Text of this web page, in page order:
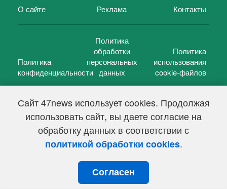
Сайт 47news использует cookies. Продолжая
использовать сайт, вы даете согласие на
обработку данных в соответствии с
политикой обработки cookies.
Согласен
О сайте Реклама Контакты
Политика
конфиденциальности
Политика
обработки
персональных
данных
Политика
использования
cookie-файлов
47 новостей (47 news)2005 — 2026 г.
Свидетельство о регистрации СМИ Эл № ФС 77-39848, выдано
Федеральной службой по надзору в сфере связи,
информационных технологий и массовых коммуникаций